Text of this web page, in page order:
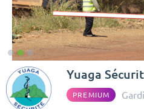
Yuaga
PREMIUM